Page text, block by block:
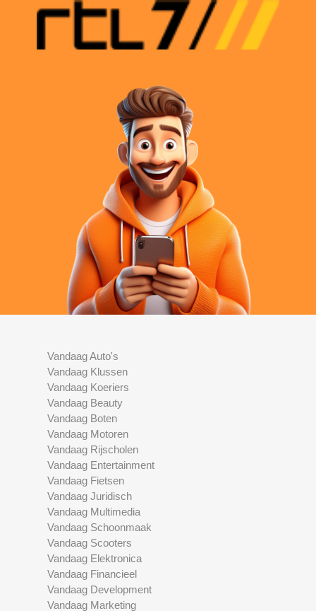
Vandaag Auto's
Vandaag Klussen
Vandaag Koeriers
Vandaag Beauty
Vandaag Boten
Vandaag Motoren
Vandaag Rijscholen
Vandaag Entertainment
Vandaag Fietsen
Vandaag Juridisch
Vandaag Multimedia
Vandaag Schoonmaak
Vandaag Scooters
Vandaag Elektronica
Vandaag Financieel
Vandaag Development
Vandaag Marketing